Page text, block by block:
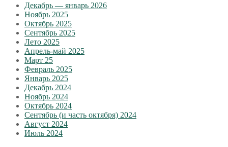
Декабрь — январь 2026
Ноябрь 2025
Октябрь 2025
Сентябрь 2025
Лето 2025
Апрель-май 2025
Март 25
Февраль 2025
Январь 2025
Декабрь 2024
Ноябрь 2024
Октябрь 2024
Сентябрь (и часть октября) 2024
Август 2024
Июль 2024